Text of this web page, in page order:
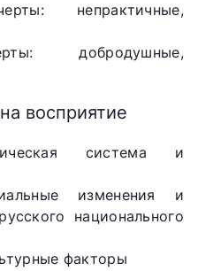
непрактичные,
добродушные,
восприятие
система и
изменения и
национального
факторы